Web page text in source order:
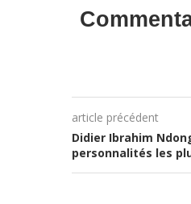
article précédent
Didier Ibrahim
personnalités les